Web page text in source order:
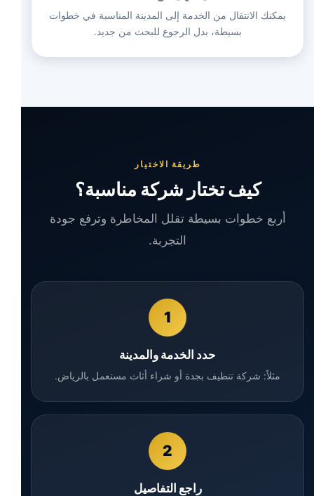
يمكنك الانتقال من الخدمة إلى المدينة المناسبة في خطوات
بسيطة، بدل الرجوع للبحث من جديد.
طريقة الاختيار
كيف تختار شركة مناسبة؟
أربع خطوات بسيطة تقلل المخاطرة وترفع جودة
التجربة.
1
حدد الخدمة والمدينة
مثلاً: شركة تنظيف بجدة أو شراء أثاث مستعمل بالرياض.
2
راجع التفاصيل